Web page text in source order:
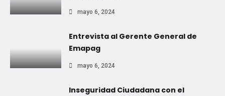
mayo 6, 2024
Entrevista al Gerente General de
Emapag
mayo 6, 2024
Inseguridad Ciudadana con el